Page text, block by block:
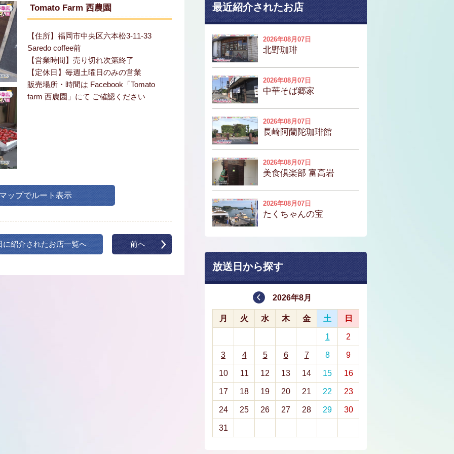
Tomato Farm 西農園
【住所】福岡市中央区六本松3-11-33
Saredo coffee前
【営業時間】売り切れ次第終了
【定休日】毎週土曜日のみの営業
販売場所・時間は Facebook「Tomato
farm 西農園」にて ご確認ください
ップでルート表示
に紹介されたお店一覧へ 前へ
最近紹介されたお店
2026年08月07日
北野珈琲
2026年08月07日
中華そば郷家
2026年08月07日
長崎阿蘭陀珈琲館
2026年08月07日
美食倶楽部 富高岩
2026年08月07日
たくちゃんの宝
放送日から探す
2026年8月
月 火 水 木 金 土 日
1 2
3 4 5 6 7 8 9
10 11 12 13 14 15 16
17 18 19 20 21 22 23
24 25 26 27 28 29 30
31